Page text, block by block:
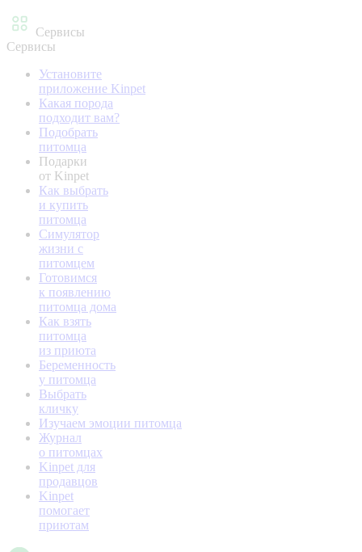
Сервисы
Сервисы
Установите
приложение Kinpet
Какая порода
подходит вам?
Подобрать
питомца
Подарки
от Kinpet
Как выбрать
и купить
питомца
Симулятор
жизни с
питомцем
Готовимся
к появлению
питомца дома
Как взять
питомца
из приюта
Беременность
у питомца
Выбрать
кличку
Изучаем эмоции питомца
Журнал
о питомцах
Kinpet для
продавцов
Kinpet
помогает
приютам